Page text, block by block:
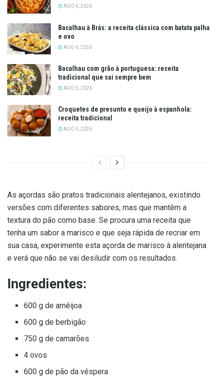
AGO 6, 2026
Bacalhau à Brás: a receita clássica com batata palha
e ovo
AGO 6, 2026
Bacalhau com grão à portuguesa: receita
tradicional que sai sempre bem
AGO 5, 2026
Croquetes de presunto e queijo à espanhola:
receita tradicional
AGO 5, 2026
As açordas são pratos tradicionais alentejanos, existindo
versões com diferentes sabores, mas que mantêm a
textura do pão como base. Se procura uma receita que
tenha um sabor a marisco e que seja rápida de recriar em
sua casa, experimente esta açorda de marisco à alentejana
e verá que não se vai desiludir com os resultados.
Ingredientes:
600 g de amêijoa
600 g de berbigão
750 g de camarões
4 ovos
600 g de pão da véspera